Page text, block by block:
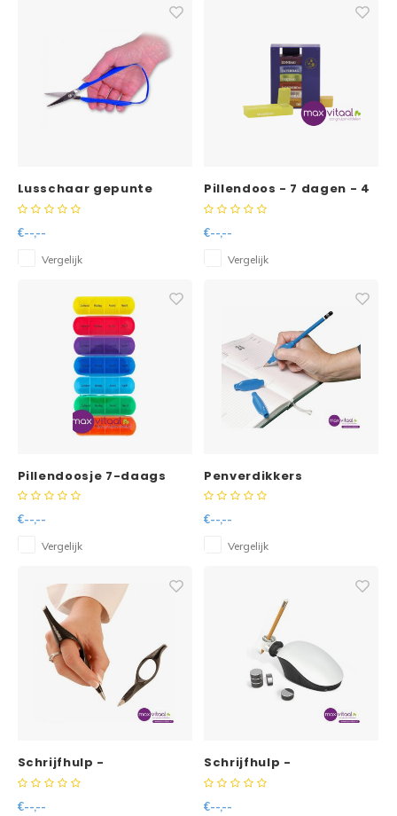
Lusschaar gepunte
uiteinden
€--,--
Vergelijk
Pillendoos - 7 dagen - 4
vakken per dag
€--,--
Vergelijk
Pillendoosje 7-daags
Gekleurd
€--,--
Vergelijk
Penverdikkers
standaard blauw (3
€--,--
Vergelijk
Schrijfhulp -
€--,--
Schrijfhulp -
€--,--